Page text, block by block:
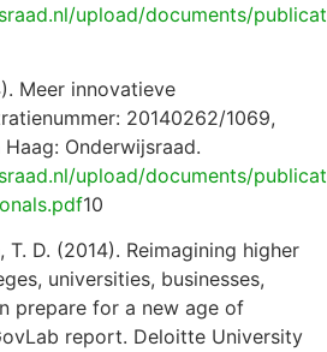
upload/documents/
Meer innovatieve
20140262/1069,
Onderwijsraad.
upload/documents/
10
T. D. (2014). Reimagining higher
universities, businesses,
prepare for a new age of
report. Deloitte University